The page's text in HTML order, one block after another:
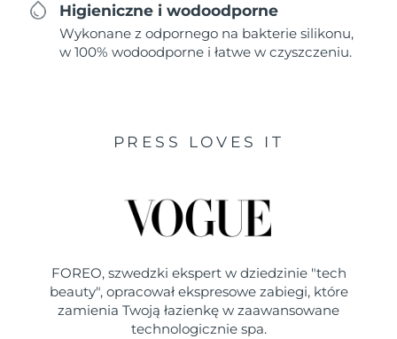
Higieniczne i wodoodporne
Wykonane z odpornego na bakterie silikonu,
w 100% wodoodporne i łatwe w czyszczeniu.
PRESS LOVES IT
FOREO, szwedzki ekspert w dziedzinie "tech
beauty", opracował ekspresowe zabiegi, które
zamienia Twoją łazienkę w zaawansowane
technologicznie spa.